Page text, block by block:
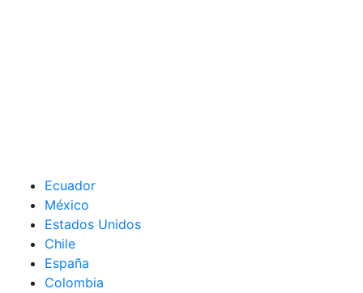
Ecuador
México
Estados Unidos
Chile
España
Colombia